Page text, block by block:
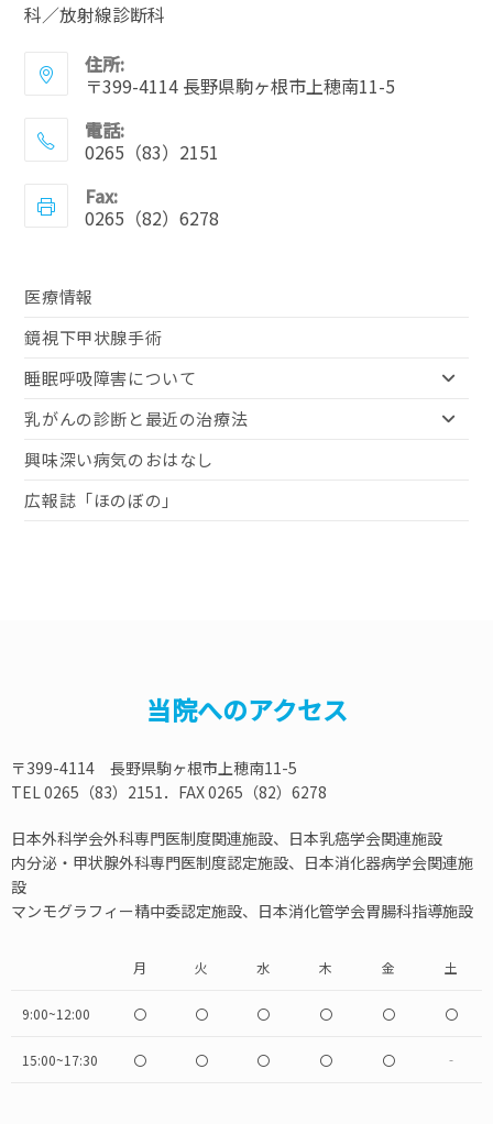
科／放射線診断科
住所:
〒399-4114 長野県駒ヶ根市上穂南11-5
電話:
0265（83）2151
Fax:
0265（82）6278
医療情報
鏡視下甲状腺手術
睡眠呼吸障害について
乳がんの診断と最近の治療法
興味深い病気のおはなし
広報誌「ほのぼの」
当院へのアクセス
〒399-4114 長野県駒ヶ根市上穂南11-5
TEL 0265（83）2151．FAX 0265（82）6278
日本外科学会外科専門医制度関連施設、日本乳癌学会関連施設
内分泌・甲状腺外科専門医制度認定施設、日本消化器病学会関連施
設
マンモグラフィー精中委認定施設、日本消化管学会胃腸科指導施設
月 火 水 木 金 土
9:00~12:00 〇 〇 〇 〇 〇 〇
15:00~17:30 〇 〇 〇 〇 〇 ‐